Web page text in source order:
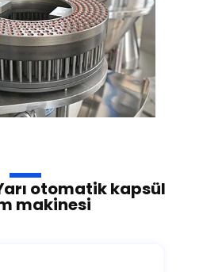
otomatik kapsül
makinesi